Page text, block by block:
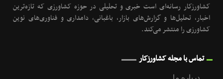
کشاورزکار رسانه‌ای است خبری و تحلیلی در حوزه کشاورزی که تازه‌ترین
اخبار، تحلیل‌ها و گزارش‌های بازار، باغبانی، دامداری و فناوری‌های نوین
کشاورزی را منتشر می‌کند.
تماس با مجله کشاورزکار